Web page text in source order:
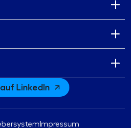
LinkedIn
Impressum